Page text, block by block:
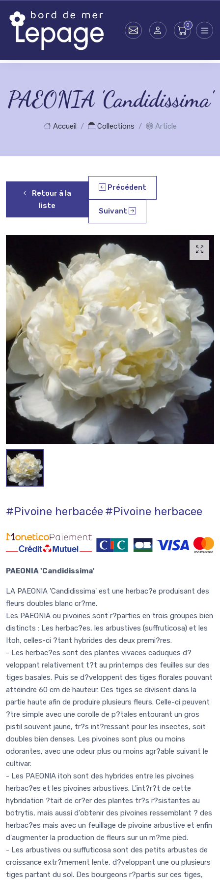
PAEONIA 'Candidissima'
Accueil Collections Article
Retour à la
liste
Précédent
Suivant
#Pivoine herbacée#Pivoine herbacee
PAEONIA 'Candidissima'
LA PAEONIA 'Candidissima' est une herbac?e produisant des
fleurs doubles blanc cr?me.
Les PAEONIA ou pivoines sont r?parties en trois groupes bien
distincts : Les herbac?es, les arbustives (suffruticosa) et les
Itoh, celles-ci ?tant hybrides des deux premi?res.
- Les herbac?es sont des plantes vivaces caduques d?
veloppant relativement t?t au printemps des feuilles sur des
tiges basales. Puis se d?veloppent des tiges florales pouvant
atteindre 60 cm de hauteur. Ces tiges se divisent dans la
partie haute afin de produire plusieurs fleurs. Celle-ci peuvent
?tre simple avec une corolle de p?tales entourant un gros
pistil souvent jaune, tr?s int?ressant pour les insectes, soit
doubles bien denses. Les pivoines sont plus ou moins
odorantes, avec une odeur plus ou moins agr?able suivant le
cultivar.
- Les PAEONIA itoh sont des hybrides entre les pivoines
herbac?es et les pivoines arbustives. L'int?r?t de cette
hybridation ?tait de cr?er des plantes tr?s r?sistantes au
botrytis, mais aussi d'obtenir des pivoines ressemblant ? des
herbac?es mais avec un feuillage de pivoine arbustive et enfin
d'augmenter la production de fleurs sur un m?me pied.
- Les arbustives ou suffuticosa sont des petits arbustes de
croissance extr?mement lente, d?veloppant une ou plusieurs
tiges partant du sol. Des bourgeons r?partis sur ces tiges,